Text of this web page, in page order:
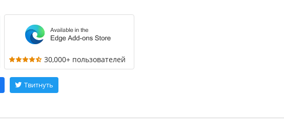
30,000+ пользователей
Твитнуть